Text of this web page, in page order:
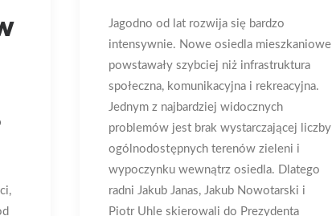
Jagodno od lat rozwija się bardzo
intensywnie. Nowe osiedla mieszkaniowe
powstawały szybciej niż infrastruktura
społeczna, komunikacyjna i rekreacyjna.
Jednym z najbardziej widocznych
problemów jest brak wystarczającej liczby
ogólnodostępnych terenów zieleni i
wypoczynku wewnątrz osiedla. Dlatego
radni Jakub Janas, Jakub Nowotarski i
Piotr Uhle skierowali do Prezydenta